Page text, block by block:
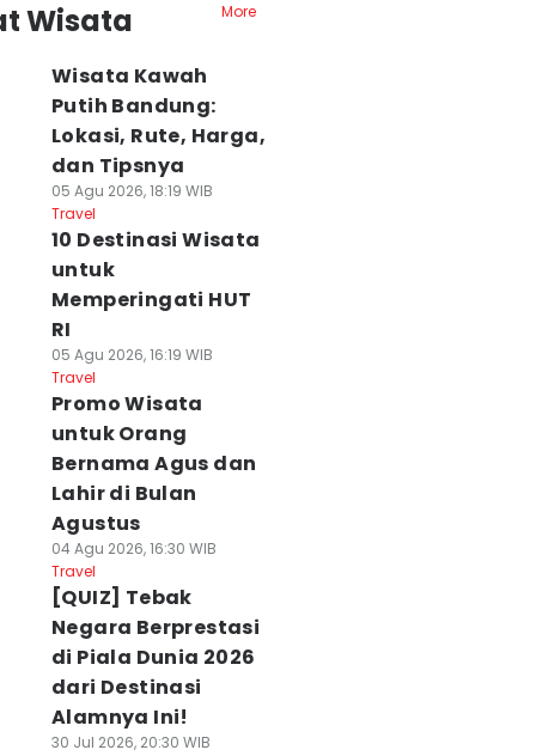
Wisata
More
Wisata Kawah
Putih Bandung:
Lokasi, Rute, Harga,
dan Tipsnya
05 Agu 2026, 18:19 WIB
Travel
10 Destinasi Wisata
untuk
Memperingati HUT
RI
05 Agu 2026, 16:19 WIB
Travel
Promo Wisata
untuk Orang
Bernama Agus dan
Lahir di Bulan
Agustus
04 Agu 2026, 16:30 WIB
Travel
[QUIZ] Tebak
Negara Berprestasi
di Piala Dunia 2026
dari Destinasi
Alamnya Ini!
30 Jul 2026, 20:30 WIB